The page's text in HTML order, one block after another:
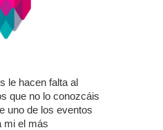
le hacen falta al
que no lo conozcáis
uno de los eventos
mi el más